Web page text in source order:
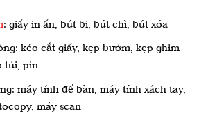
: giấy in ấn, bút bi, bút chì, bút xóa
kéo cắt giấy, kẹp bướm, kẹp ghim
túi, pin
máy tính để bàn, máy tính xách tay,
máy scan